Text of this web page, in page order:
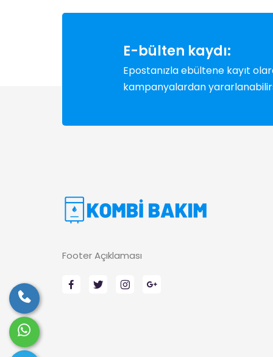
E-bülten kaydı:
Epostanızla ebültene kayıt
kampanyalardan
Footer Açıklaması